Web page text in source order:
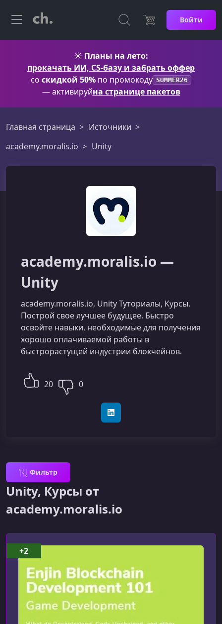
Войти
☀️ Планы на лето:
прокачать ИИ, CS-базу и забрать оффер
со скидкой 50% по промокоду SUMMER26
— активируйна странице пакетов
Главная страница
Источники
academy.moralis.io
Unity
academy.moralis.io —
Unity
academy.moralis.io, Unity Туториалы, Курсы.
Построй свое лучшее будущее. Быстро
освойте навыки, необходимые для получения
хорошо оплачиваемой работы в
быстрорастущей индустрии блокчейнов.
20 0
LinkedIn
Фильтр
Unity, Курсы от
academy.moralis.io
+2